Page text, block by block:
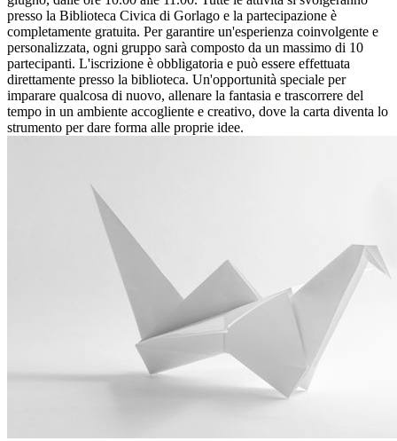
presso la Biblioteca Civica di Gorlago e la partecipazione è
completamente gratuita. Per garantire un'esperienza coinvolgente e
personalizzata, ogni gruppo sarà composto da un massimo di 10
partecipanti. L'iscrizione è obbligatoria e può essere effettuata
direttamente presso la biblioteca. Un'opportunità speciale per
imparare qualcosa di nuovo, allenare la fantasia e trascorrere del
tempo in un ambiente accogliente e creativo, dove la carta diventa lo
strumento per dare forma alle proprie idee.